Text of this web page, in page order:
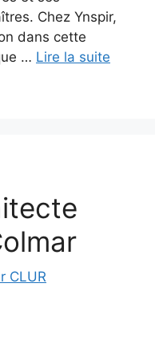
Chez Ynspir,
dans cette
… Lire la suite
CLUR